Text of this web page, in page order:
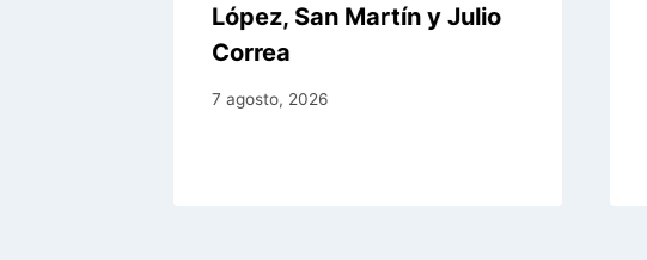
López, San Martín y Julio
Correa
7 agosto, 2026